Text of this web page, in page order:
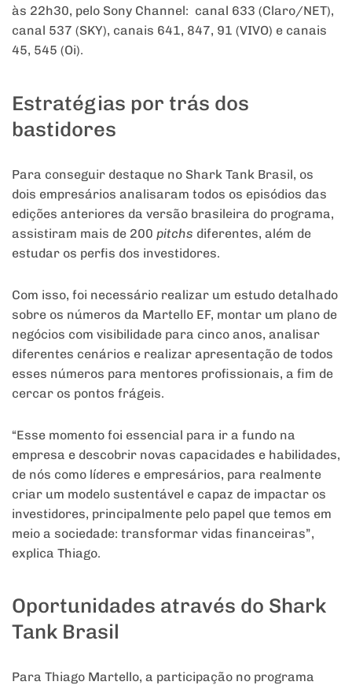
às 22h30, pelo Sony Channel: canal 633 (Claro/NET),
canal 537 (SKY), canais 641, 847, 91 (VIVO) e canais
45, 545 (Oi).
Estratégias por trás dos
bastidores
Para conseguir destaque no Shark Tank Brasil, os
dois empresários analisaram todos os episódios das
edições anteriores da versão brasileira do programa,
assistiram mais de 200 pitchs diferentes, além de
estudar os perfis dos investidores.
Com isso, foi necessário realizar um estudo detalhado
sobre os números da Martello EF, montar um plano de
negócios com visibilidade para cinco anos, analisar
diferentes cenários e realizar apresentação de todos
esses números para mentores profissionais, a fim de
cercar os pontos frágeis.
“Esse momento foi essencial para ir a fundo na
empresa e descobrir novas capacidades e habilidades,
de nós como líderes e empresários, para realmente
criar um modelo sustentável e capaz de impactar os
investidores, principalmente pelo papel que temos em
meio a sociedade: transformar vidas financeiras”,
explica Thiago.
Oportunidades através do Shark
Tank Brasil
Para Thiago Martello, a participação no programa